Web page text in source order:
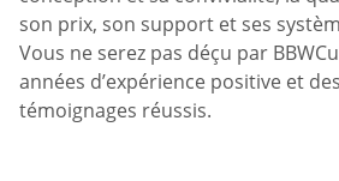
son prix, son support et ses
Vous ne serez pas déçu par
années d’expérience positive et
témoignages réussis.